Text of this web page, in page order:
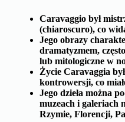
Caravaggio był
(chiaroscuro), co
Jego obrazy
dramatyzmem,
lub mitologiczne w
Życie Caravaggia
kontrowersji, co
Jego dzieła można
muzeach i galeriach
Rzymie, Florencji,